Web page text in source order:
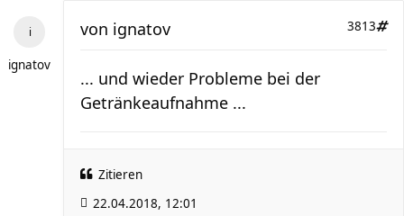
ignatov
3813
von ignatov
... und wieder Probleme bei der
Getränkeaufnahme ...
Zitieren
22.04.2018, 12:01